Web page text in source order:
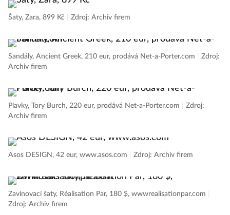
Šaty, Zara, 899 Kč Zdroj: Archiv firem
Sandály, Ancient Greek, 210 eur, prodává Net-a-Porter.com
Zdroj:
Archiv firem
Plavky, Tory Burch, 220 eur, prodává Net-a-Porter.com
Zdroj:
Archiv firem
Asos DESIGN, 42 eur, www.asos.com Zdroj: Archiv firem
Zavinovací šaty, Réalisation Par, 180 $, wwwrealisationpar.com
Zdroj: Archiv firem